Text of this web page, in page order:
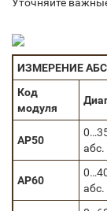
ИЗМЕРЕНИЕ
Код
модуля
AP50
абс.
AP60
абс.